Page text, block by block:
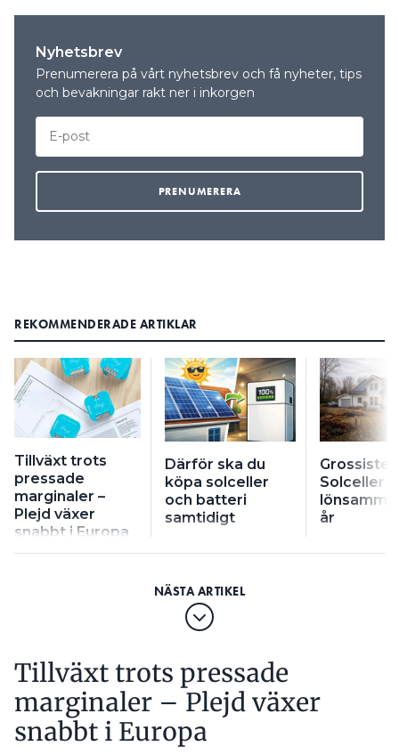
Nyhetsbrev
Prenumerera på vårt nyhetsbrev och få nyheter, tips
och bevakningar rakt ner i inkorgen
REKOMMENDERADE ARTIKLAR
Tillväxt trots
pressade
marginaler –
Plejd växer
snabbt i Europa
Därför ska du
köpa solceller
och batteri
samtidigt
Solceller
lönsamma
år
Tillväxt trots pressade
marginaler – Plejd växer
snabbt i Europa